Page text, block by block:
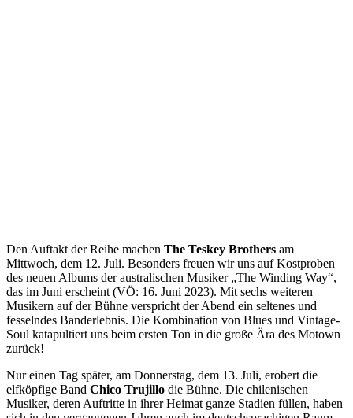
Den Auftakt der Reihe machen The Teskey Brothers am
Mittwoch, dem 12. Juli. Besonders freuen wir uns auf Kostproben
des neuen Albums der australischen Musiker „The Winding Way“,
das im Juni erscheint (VÖ: 16. Juni 2023). Mit sechs weiteren
Musikern auf der Bühne verspricht der Abend ein seltenes und
fesselndes Banderlebnis. Die Kombination von Blues und Vintage-
Soul katapultiert uns beim ersten Ton in die große Ära des Motown
zurück!
Nur einen Tag später, am Donnerstag, dem 13. Juli, erobert die
elfköpfige Band Chico Trujillo die Bühne. Die chilenischen
Musiker, deren Auftritte in ihrer Heimat ganze Stadien füllen, haben